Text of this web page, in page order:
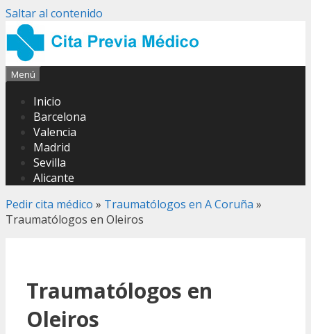
Saltar al contenido
Menú
Inicio
Barcelona
Valencia
Madrid
Sevilla
Alicante
Pedir cita médico » Traumatólogos en A Coruña »
Traumatólogos en Oleiros
Traumatólogos en
Oleiros